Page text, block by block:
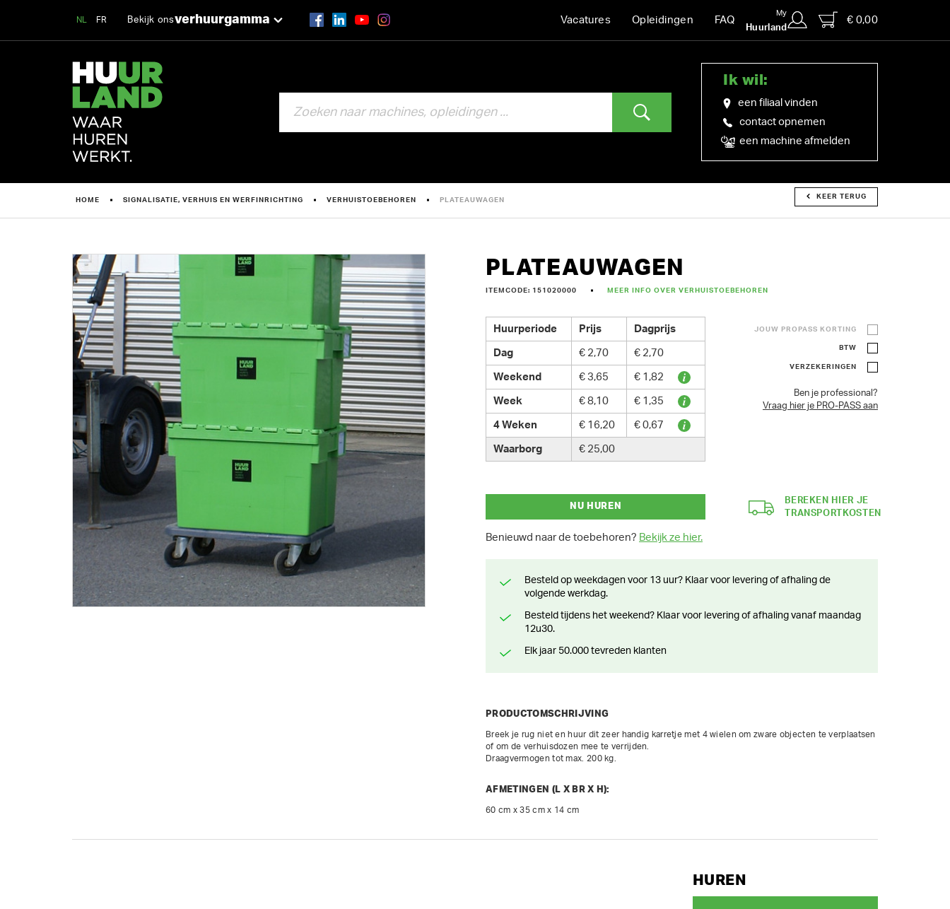
NL FR Bekijk onsverhuurgamma Vacatures Opleidingen FAQ
My
Huurland
€ 0,00
Ik wil:
een filiaal vinden
contact opnemen
een machine afmelden
HOME SIGNALISATIE, VERHUIS EN WERFINRICHTING VERHUISTOEBEHOREN PLATEAUWAGEN KEER TERUG
PLATEAUWAGEN
ITEMCODE: 151020000 MEER INFO OVER VERHUISTOEBEHOREN
Huurperiode Prijs Dagprijs
Dag € 2,70 € 2,70
Weekend € 3,65 € 1,82
Week € 8,10 € 1,35
4 Weken € 16,20 € 0,67
Waarborg € 25,00
JOUW PROPASS KORTING
BTW
VERZEKERINGEN
Ben je professional?
Vraag hier je PRO-PASS aan
NU HUREN
Benieuwd naar de toebehoren? Bekijk ze hier.
BEREKEN HIER JE
TRANSPORTKOSTEN
Besteld op weekdagen voor 13 uur? Klaar voor levering of afhaling de
volgende werkdag.
Besteld tijdens het weekend? Klaar voor levering of afhaling vanaf maandag
12u30.
Elk jaar 50.000 tevreden klanten
PRODUCTOMSCHRIJVING
Breek je rug niet en huur dit zeer handig karretje met 4 wielen om zware objecten te verplaatsen
of om de verhuisdozen mee te verrijden.
AFMETINGEN (L X BR X H):
60 cm x 35 cm x 14 cm
HUREN